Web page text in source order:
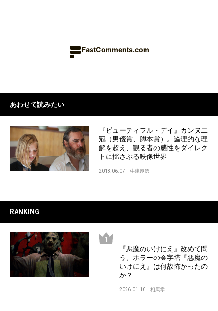
FastComments.com
あわせて読みたい
『ビューティフル・デイ』カンヌ二
冠（男優賞、脚本賞）。論理的な理
解を超え、観る者の感性をダイレク
トに揺さぶる映像世界
2018.06.07 牛津厚信
RANKING
『悪魔のいけにえ』改めて問
う、ホラーの金字塔『悪魔の
いけにえ』は何故怖かったの
か？
2026.01.10 相馬学